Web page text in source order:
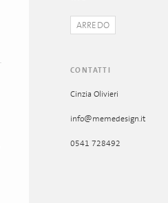
ARREDO
CONTATTI
Cinzia Olivieri
info@memedesign.it
0541 728492